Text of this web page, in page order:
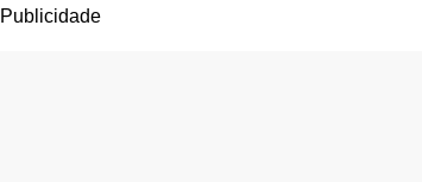
Publicidade